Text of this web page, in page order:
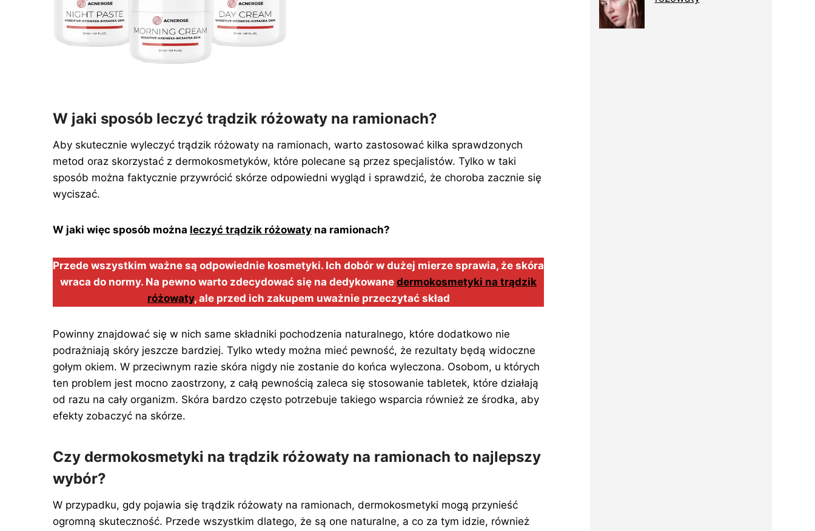
W jaki sposób leczyć trądzik różowaty na ramionach?
Aby skutecznie wyleczyć trądzik różowaty na ramionach, warto zastosować kilka sprawdzonych
metod oraz skorzystać z dermokosmetyków, które polecane są przez specjalistów. Tylko w taki
sposób można faktycznie przywrócić skórze odpowiedni wygląd i sprawdzić, że choroba zacznie się
wyciszać.
W jaki więc sposób można leczyć trądzik różowaty na ramionach?
Przede wszystkim ważne są odpowiednie kosmetyki. Ich dobór w dużej mierze sprawia, że skóra
wraca do normy. Na pewno warto zdecydować się na dedykowane dermokosmetyki na trądzik
różowaty, ale przed ich zakupem uważnie przeczytać skład
Powinny znajdować się w nich same składniki pochodzenia naturalnego, które dodatkowo nie
podrażniają skóry jeszcze bardziej. Tylko wtedy można mieć pewność, że rezultaty będą widoczne
gołym okiem. W przeciwnym razie skóra nigdy nie zostanie do końca wyleczona. Osobom, u których
ten problem jest mocno zaostrzony, z całą pewnością zaleca się stosowanie tabletek, które działają
od razu na cały organizm. Skóra bardzo często potrzebuje takiego wsparcia również ze środka, aby
efekty zobaczyć na skórze.
Czy dermokosmetyki na trądzik różowaty na ramionach to najlepszy
wybór?
W przypadku, gdy pojawia się trądzik różowaty na ramionach, dermokosmetyki mogą przynieść
ogromną skuteczność. Przede wszystkim dlatego, że są one naturalne, a co za tym idzie, również